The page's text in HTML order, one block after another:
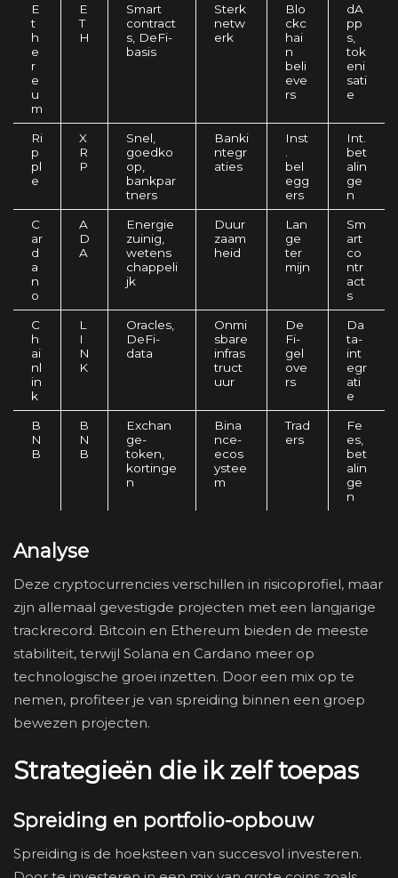
E
t
h
e
r
e
u
m
E
T
H
Smart
contract
s, DeFi-
basis
Sterk
netw
erk
Blo
ckc
hai
n
beli
eve
rs
dA
pp
s,
tok
eni
sati
e
Ri
p
pl
e
X
R
P
Snel,
goedko
op,
bankpar
tners
Banki
ntegr
aties
Inst
bel
egg
ers
Int.
bet
alin
ge
n
C
ar
d
a
n
o
A
D
A
Energie
zuinig,
wetens
chappeli
jk
Duur
zaam
heid
Lan
ge
ter
mijn
Sm
art
co
ntr
act
s
C
h
ai
nl
in
k
L
I
N
K
Oracles,
DeFi-
data
Onmi
sbare
infras
truct
uur
De
Fi-
gel
ove
rs
Da
ta-
int
egr
ati
e
B
N
B
B
N
B
Exchan
ge-
token,
kortinge
n
Bina
nce-
ecos
ystee
m
Trad
ers
Fe
es,
bet
alin
ge
n
Analyse
Deze cryptocurrencies verschillen in risicoprofiel, maar
zijn allemaal gevestigde projecten met een langjarige
trackrecord. Bitcoin en Ethereum bieden de meeste
stabiliteit, terwijl Solana en Cardano meer op
technologische groei inzetten. Door een mix op te
nemen, profiteer je van spreiding binnen een groep
bewezen projecten.
Strategieën die ik zelf toepas
Spreiding en portfolio-opbouw
Spreiding is de hoeksteen van succesvol investeren.